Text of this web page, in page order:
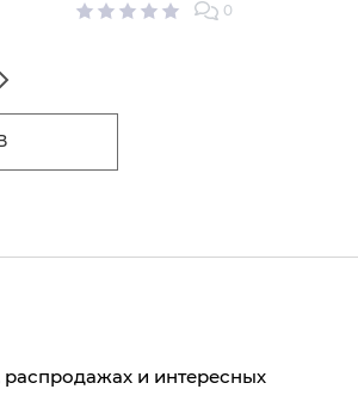
0
распродажах и интересных